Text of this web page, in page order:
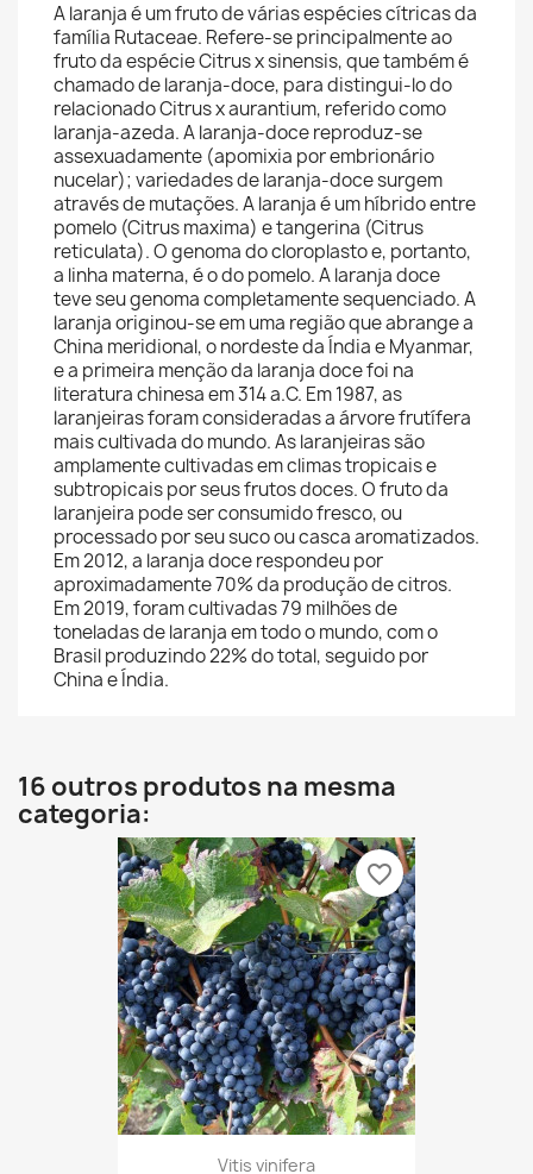
A laranja é um fruto de várias espécies cítricas da
família Rutaceae. Refere-se principalmente ao
fruto da espécie Citrus x sinensis, que também é
chamado de laranja-doce, para distingui-lo do
relacionado Citrus x aurantium, referido como
laranja-azeda. A laranja-doce reproduz-se
assexuadamente (apomixia por embrionário
nucelar); variedades de laranja-doce surgem
através de mutações. A laranja é um híbrido entre
pomelo (Citrus maxima) e tangerina (Citrus
reticulata). O genoma do cloroplasto e, portanto,
a linha materna, é o do pomelo. A laranja doce
teve seu genoma completamente sequenciado. A
laranja originou-se em uma região que abrange a
China meridional, o nordeste da Índia e Myanmar,
e a primeira menção da laranja doce foi na
literatura chinesa em 314 a.C. Em 1987, as
laranjeiras foram consideradas a árvore frutífera
mais cultivada do mundo. As laranjeiras são
amplamente cultivadas em climas tropicais e
subtropicais por seus frutos doces. O fruto da
laranjeira pode ser consumido fresco, ou
processado por seu suco ou casca aromatizados.
Em 2012, a laranja doce respondeu por
aproximadamente 70% da produção de citros.
Em 2019, foram cultivadas 79 milhões de
toneladas de laranja em todo o mundo, com o
Brasil produzindo 22% do total, seguido por
China e Índia.
16 outros produtos na mesma
categoria:
Vitis vinifera
favorite_border